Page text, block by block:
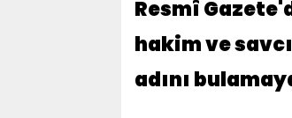
Resmî
hakim ve
adını